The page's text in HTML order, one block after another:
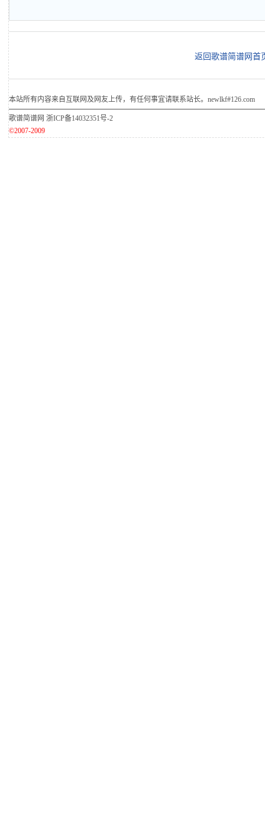
返回歌谱简谱网首
本站所有内容来自互联网及网友上传，有任何事宜请联系站长。newlkf#126.com
歌谱简谱网 浙ICP备14032351号-2
©2007-2009